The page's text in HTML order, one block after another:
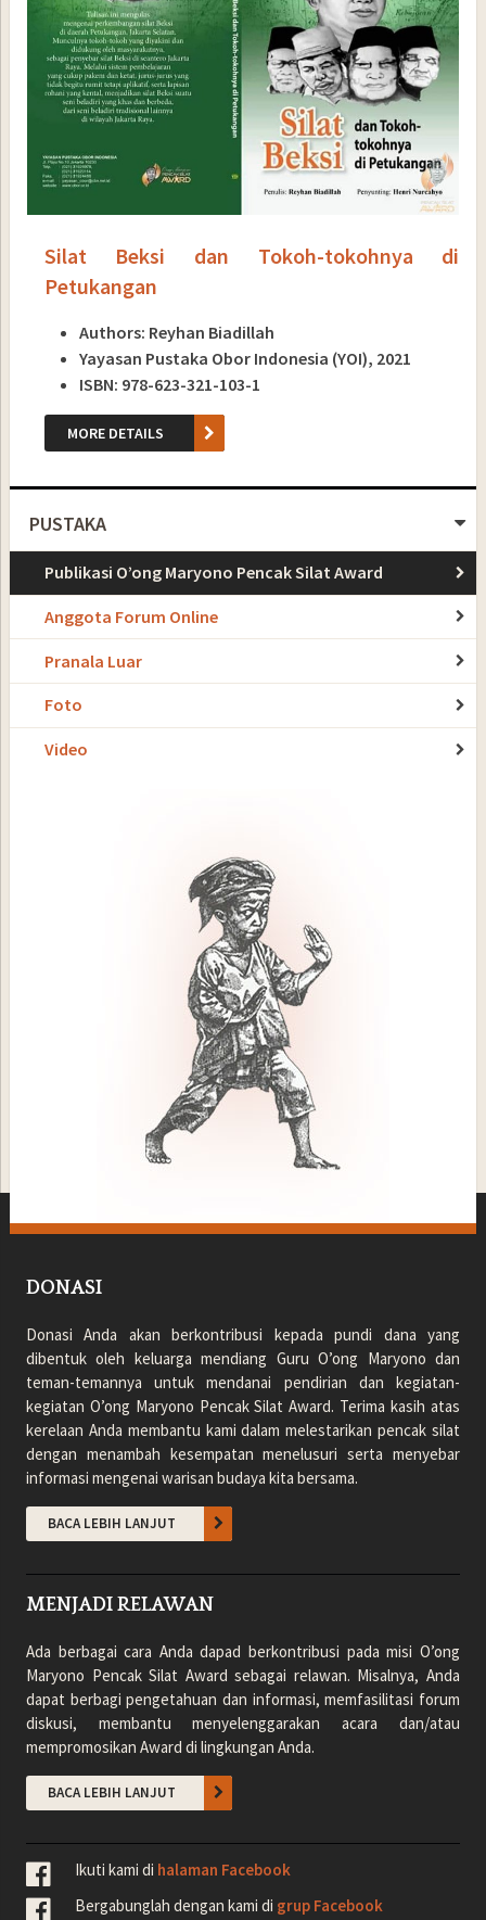
Silat Beksi dan Tokoh-tokohnya di
Petukangan
Authors: Reyhan Biadillah
Yayasan Pustaka Obor Indonesia (YOI), 2021
ISBN: 978-623-321-103-1
MORE DETAILS
PUSTAKA
Publikasi O’ong Maryono Pencak Silat Award
Anggota Forum Online
Pranala Luar
Foto
Video
DONASI
Donasi Anda akan berkontribusi kepada pundi dana yang
dibentuk oleh keluarga mendiang Guru O’ong Maryono dan
teman-temannya untuk mendanai pendirian dan kegiatan-
kegiatan O’ong Maryono Pencak Silat Award. Terima kasih atas
kerelaan Anda membantu kami dalam melestarikan pencak silat
dengan menambah kesempatan menelusuri serta menyebar
informasi mengenai warisan budaya kita bersama.
BACA LEBIH LANJUT
MENJADI RELAWAN
Ada berbagai cara Anda dapad berkontribusi pada misi O’ong
Maryono Pencak Silat Award sebagai relawan. Misalnya, Anda
dapat berbagi pengetahuan dan informasi, memfasilitasi forum
diskusi, membantu menyelenggarakan acara dan/atau
mempromosikan Award di lingkungan Anda.
BACA LEBIH LANJUT
Ikuti kami di halaman Facebook
Bergabunglah dengan kami di grup Facebook